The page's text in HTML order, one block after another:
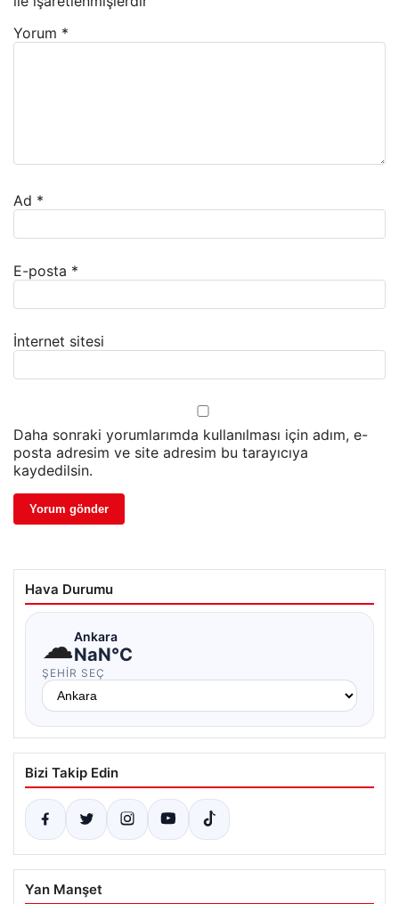
Yorum *
Ad *
E-posta *
İnternet sitesi
Daha sonraki yorumlarımda kullanılması için adım, e-
posta adresim ve site adresim bu tarayıcıya
kaydedilsin.
Hava Durumu
☁Ankara
NaN°C
ŞEHIR SEÇ
Bizi Takip Edin
Yan Manşet